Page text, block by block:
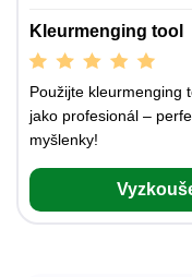
Kleurmenging tool
Použijte kleurmenging
jako profesionál –
myšlenky!